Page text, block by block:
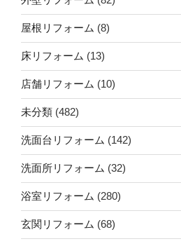
屋根リフォーム (8)
床リフォーム (13)
店舗リフォーム (10)
未分類 (482)
洗面台リフォーム (142)
洗面所リフォーム (32)
浴室リフォーム (280)
玄関リフォーム (68)